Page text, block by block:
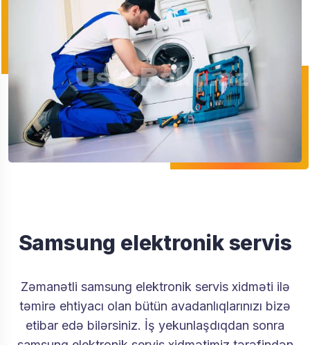
Samsung elektronik servis
Zəmanətli samsung elektronik servis xidməti ilə
təmirə ehtiyacı olan bütün avadanlıqlarınızı bizə
etibar edə bilərsiniz. İş yekunlaşdıqdan sonra